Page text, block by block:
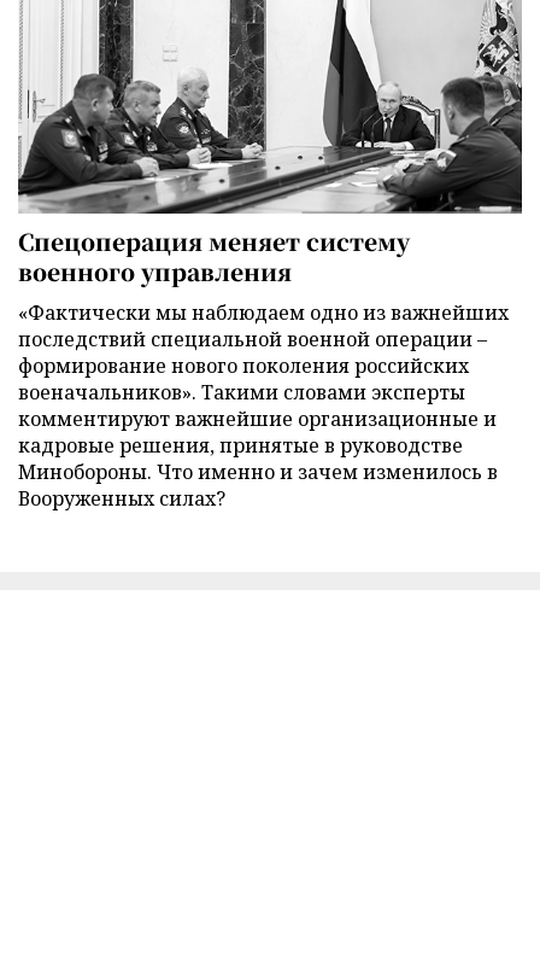
Спецоперация меняет систему
военного управления
«Фактически мы наблюдаем одно из важнейших
последствий специальной военной операции –
формирование нового поколения российских
военачальников». Такими словами эксперты
комментируют важнейшие организационные и
кадровые решения, принятые в руководстве
Минобороны. Что именно и зачем изменилось в
Вооруженных силах?